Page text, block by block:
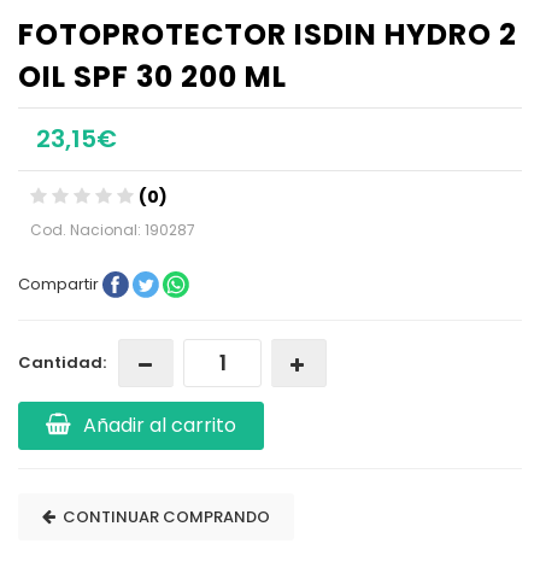
FOTOPROTECTOR ISDIN HYDRO 2
OIL SPF 30 200 ML
23,15€
(0)
Cod. Nacional: 190287
Compartir
Cantidad:
Añadir al carrito
CONTINUAR COMPRANDO